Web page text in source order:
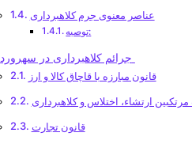
عناصر معنوی جرم کلاهبرداری
توصیه:
قانون مبارزه با قاچاق کالا و ارز
ارتشاء، اختلاس و کلاهبرداری
قانون تجارت